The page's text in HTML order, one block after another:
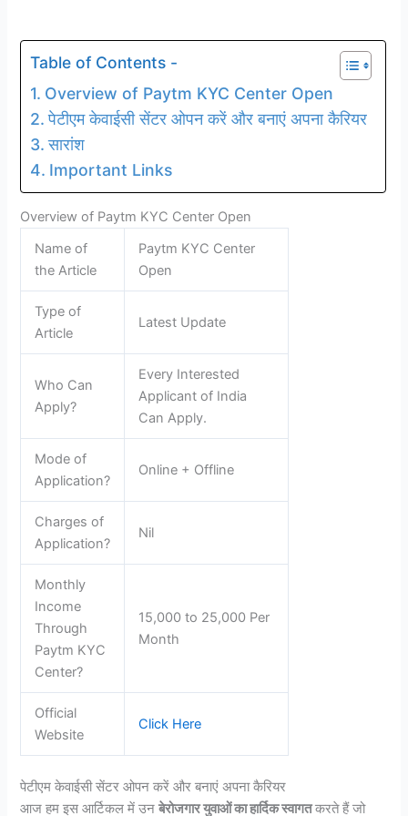
Table of Contents -
Overview of Paytm KYC Center Open
पेटीएम केवाईसी सेंटर ओपन करें और बनाएं अपना कैरियर
सारांश
Important Links
Overview of Paytm KYC Center Open
Name of
the Article
Paytm KYC Center
Open
Type of
Article
Latest Update
Who Can
Apply?
Every Interested
Applicant of India
Can Apply.
Mode of
Application?
Online + Offline
Charges of
Application?
Nil
Monthly
Income
Through
Paytm KYC
Center?
15,000 to 25,000 Per
Month
Official
Website
Click Here
पेटीएम केवाईसी सेंटर ओपन करें और बनाएं अपना कैरियर
आज हम इस आर्टिकल में उनबेरोजगार युवाओं का हार्दिक स्वागतकरते हैं जो